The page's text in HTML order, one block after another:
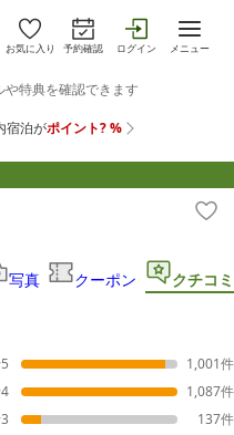
お気に入り 予約確認 ログイン メニュー
写真 クーポン クチコミ
5 1,001件
4
1,087件
3
137件